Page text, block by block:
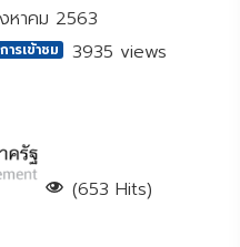
าคม 2563
การเข้าชม 3935 views
(653 Hits)